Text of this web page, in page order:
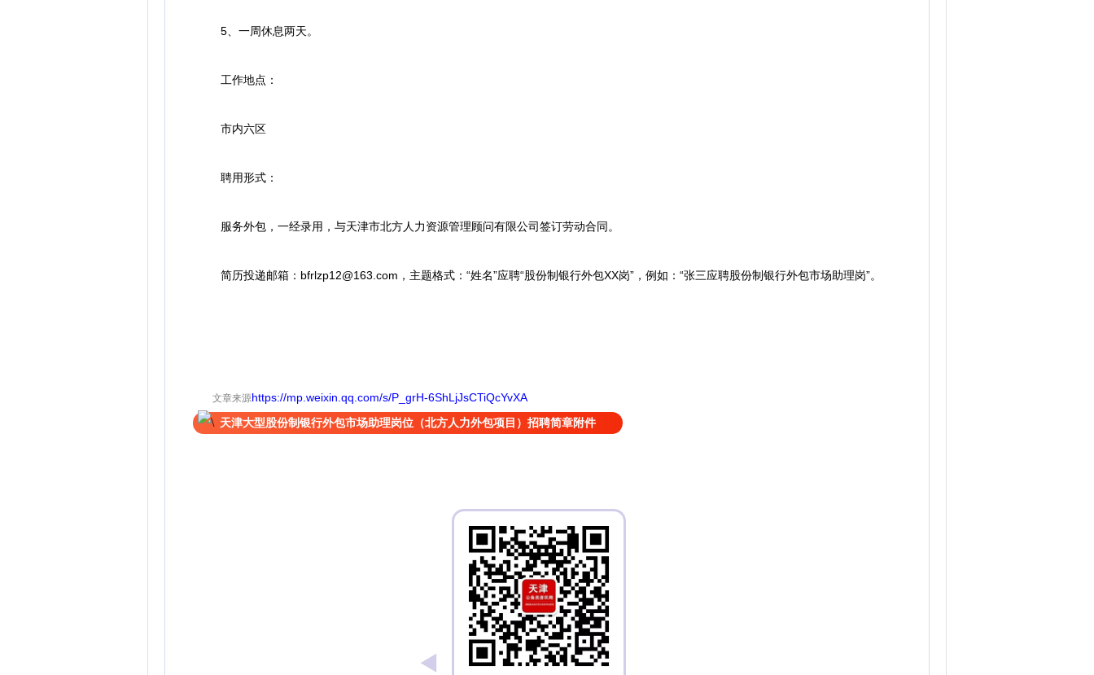
5、一周休息两天。
工作地点：
市内六区
聘用形式：
服务外包，一经录用，与天津市北方人力资源管理顾问有限公司签订劳动合同。
简历投递邮箱：bfrlzp12@163.com，主题格式：“姓名”应聘“股份制银行外包XX岗”，例如：“张三应聘股份制银行外包市场助理岗”。
文章来源https://mp.weixin.qq.com/s/P_grH-6ShLjJsCTiQcYvXA
天津大型股份制银行外包市场助理岗位（北方人力外包项目）招聘简章附件